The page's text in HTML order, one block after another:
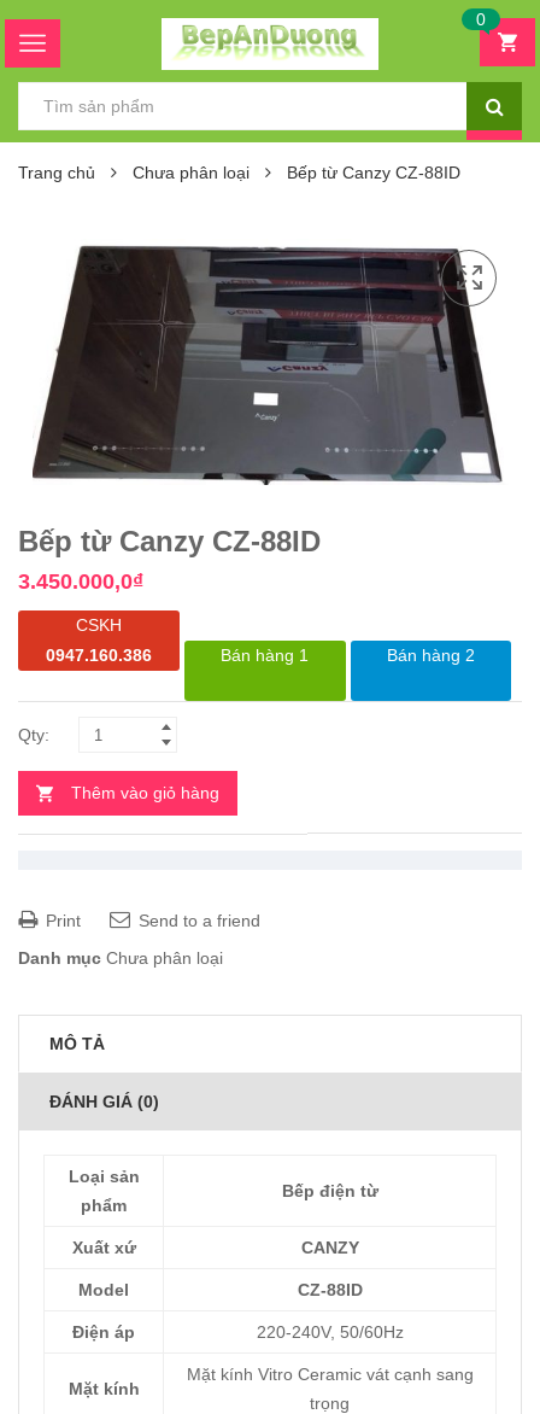
0
Trang chủ Chưa phân loại Bếp từ Canzy CZ-88ID
Bếp từ Canzy CZ-88ID
3.450.000,0₫
CSKH
0947.160.386
Bán hàng 1 Bán hàng 2
Thêm vào giỏ hàng
Print
Send to a friend
Danh mục Chưa phân loại
MÔ TẢ
ĐÁNH GIÁ (0)
Loại sản
phẩm
Bếp điện từ
Xuất xứ CANZY
Model CZ-88ID
Điện áp 220-240V, 50/60Hz
Mặt kính
Mặt kính Vitro Ceramic vát cạnh sang
trọng